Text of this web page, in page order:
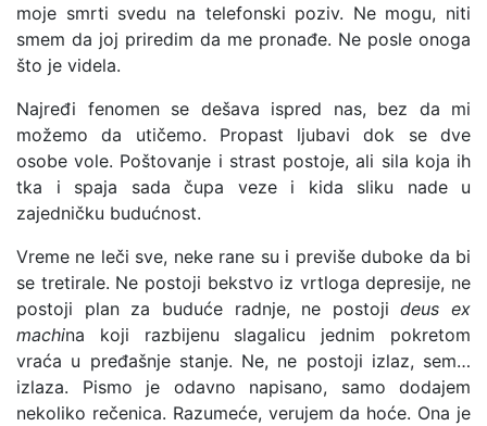
moje smrti svedu na telefonski poziv. Ne mogu, niti
smem da joj priredim da me pronađe. Ne posle onoga
što je videla.
Najređi fenomen se dešava ispred nas, bez da mi
možemo da utičemo. Propast ljubavi dok se dve
osobe vole. Poštovanje i strast postoje, ali sila koja ih
tka i spaja sada čupa veze i kida sliku nade u
zajedničku budućnost.
Vreme ne leči sve, neke rane su i previše duboke da bi
se tretirale. Ne postoji bekstvo iz vrtloga depresije, ne
postoji plan za buduće radnje, ne postojideus ex
machina koji razbijenu slagalicu jednim pokretom
vraća u pređašnje stanje. Ne, ne postoji izlaz, sem…
izlaza. Pismo je odavno napisano, samo dodajem
nekoliko rečenica. Razumeće, verujem da hoće. Ona je